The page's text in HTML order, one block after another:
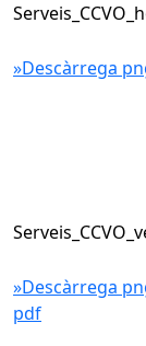
»Descàrrega
»Descàrrega
pdf